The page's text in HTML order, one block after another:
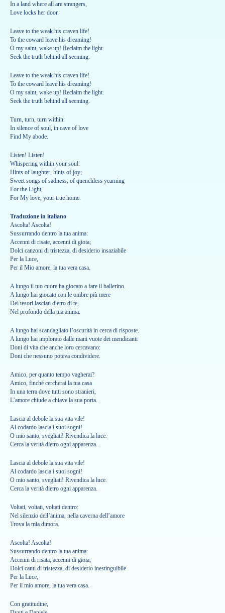
In a land where all are strangers,
Love locks her door.
Leave to the weak his craven life!
To the coward leave his dreaming!
O my saint, wake up! Reclaim the light.
Seek the truth behind all seeming.
Leave to the weak his craven life!
To the coward leave his dreaming!
O my saint, wake up! Reclaim the light.
Seek the truth behind all seeming.
Turn, turn, turn within:
In silence of soul, in cave of love
Find My abode.
Listen! Listen!
Whispering within your soul:
Hints of laughter, hints of joy;
Sweet songs of sadness, of quenchless yearning
For the Light,
For My love, your true home.
Traduzione in italiano
Ascolta! Ascolta!
Sussurrando dentro la tua anima:
Accenni di risate, accenni di gioia;
Dolci canzoni di tristezza, di desiderio insaziabile
Per la Luce,
Per il Mio amore, la tua vera casa.
A lungo il tuo cuore ha giocato a fare il ballerino.
A lungo hai giocato con le ombre più mere
Dei tesori lasciati dietro di te,
Nel profondo della tua anima.
A lungo hai scandagliato l’oscurità in cerca di risposte.
A lungo hai implorato dalle mani vuote dei mendicanti
Doni di vita che anche loro cercavano:
Doni che nessuno poteva condividere.
Amico, per quanto tempo vagherai?
Amico, finché cercherai la tua casa
In una terra dove tutti sono stranieri,
L’amore chiude a chiave la sua porta.
Lascia al debole la sua vita vile!
Al codardo lascia i suoi sogni!
O mio santo, svegliati! Rivendica la luce.
Cerca la verità dietro ogni apparenza.
Lascia al debole la sua vita vile!
Al codardo lascia i suoi sogni!
O mio santo, svegliati! Rivendica la luce.
Cerca la verità dietro ogni apparenza.
Voltati, voltati, voltati dentro:
Nel silenzio dell’anima, nella caverna dell’amore
Trova la mia dimora.
Ascolta! Ascolta!
Sussurrando dentro la tua anima:
Accenni di risata, accenni di gioia;
Dolci canti di tristezza, di desiderio inestinguibile
Per la Luce,
Per il mio amore, la tua vera casa.
Con gratitudine,